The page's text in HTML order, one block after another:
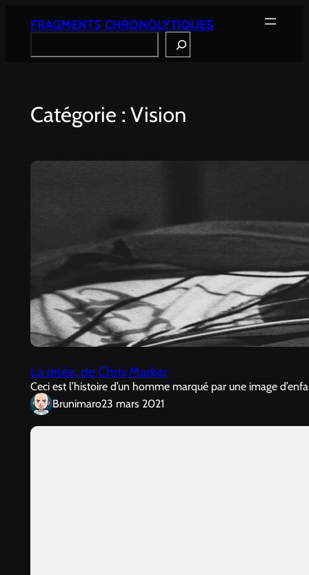
contenu
FRAGMENTS CHRONOLYTIQUES
Catégorie : Vision
La Jetée, de Chris Marker
Ceci est l’histoire d’un homme marqué par une image
Brunimaro23 mars 2021